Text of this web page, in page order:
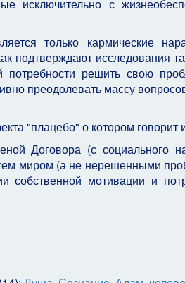
исключительно с
только кармические
подтверждают исследования
потребности решить свою
преодолевать массу
"плацебо" о котором
Договора (с социального
миром (а не нерешенными
собственной мотивации и